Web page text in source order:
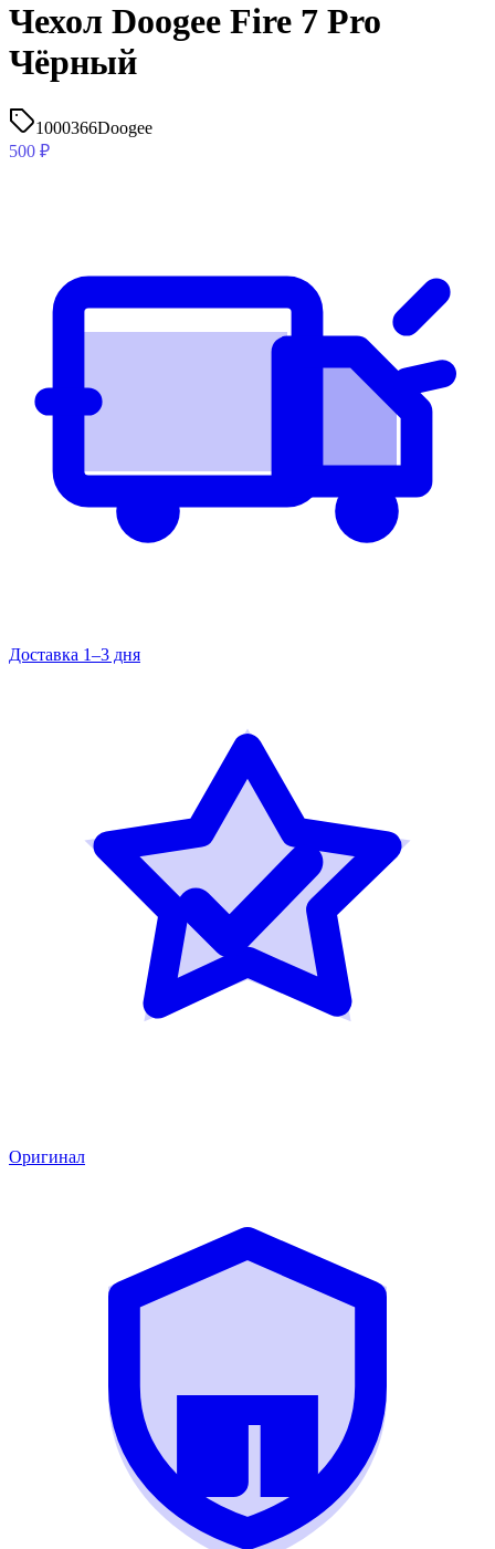
Чехол Doogee Fire 7 Pro
Чёрный
1000366Doogee
500 ₽
Доставка 1–3 дня
Оригинал